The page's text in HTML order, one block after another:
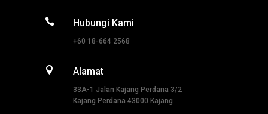
 Hubungi Kami
+60 18-664 2568
 Alamat
33A-1 Jalan Kajang Perdana 3/2
Kajang Perdana 43000 Kajang